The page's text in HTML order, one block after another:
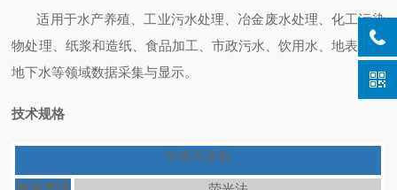
适用于水产养殖、工业污水处理、冶金废水处理、化工污染
物处理、纸浆和造纸、食品加工、市政污水、饮用水、地表水、
地下水等领域数据采集与显示。
技术规格
传感器参数